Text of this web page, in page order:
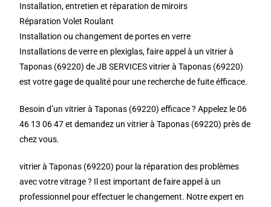
Installation, entretien et réparation de miroirs
Réparation Volet Roulant
Installation ou changement de portes en verre
Installations de verre en plexiglas, faire appel à un vitrier à
Taponas (69220) de JB SERVICES vitrier à Taponas (69220)
est votre gage de qualité pour une recherche de fuite éfficace.
Besoin d’un vitrier à Taponas (69220) efficace ? Appelez le 06
46 13 06 47 et demandez un vitrier à Taponas (69220) près de
chez vous.
vitrier à Taponas (69220) pour la réparation des problèmes
avec votre vitrage ? Il est important de faire appel à un
professionnel pour effectuer le changement. Notre expert en